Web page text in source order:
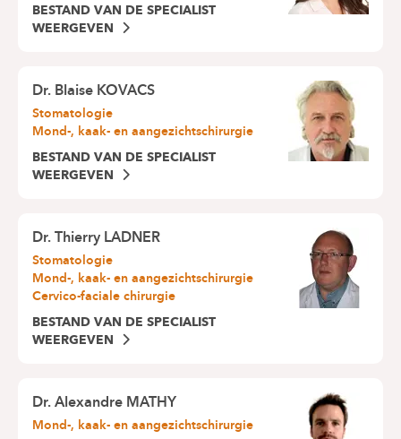
BESTAND VAN DE SPECIALIST
WEERGEVEN
Dr.Blaise KOVACS
Stomatologie
Mond-, kaak- en aangezichtschirurgie
BESTAND VAN DE SPECIALIST
WEERGEVEN
Dr.Thierry LADNER
Stomatologie
Mond-, kaak- en aangezichtschirurgie
Cervico-faciale chirurgie
BESTAND VAN DE SPECIALIST
WEERGEVEN
Dr.Alexandre MATHY
Mond-, kaak- en aangezichtschirurgie